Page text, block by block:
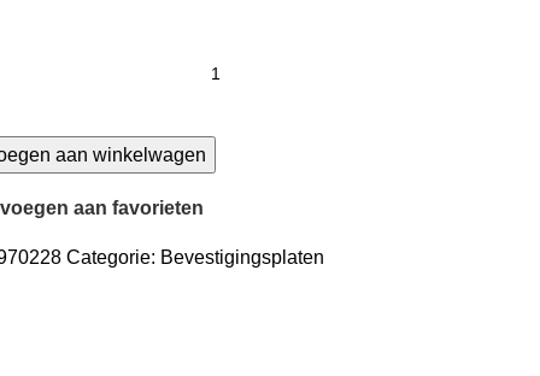
aan winkelwagen
aan favorieten
Categorie: Bevestigingsplaten